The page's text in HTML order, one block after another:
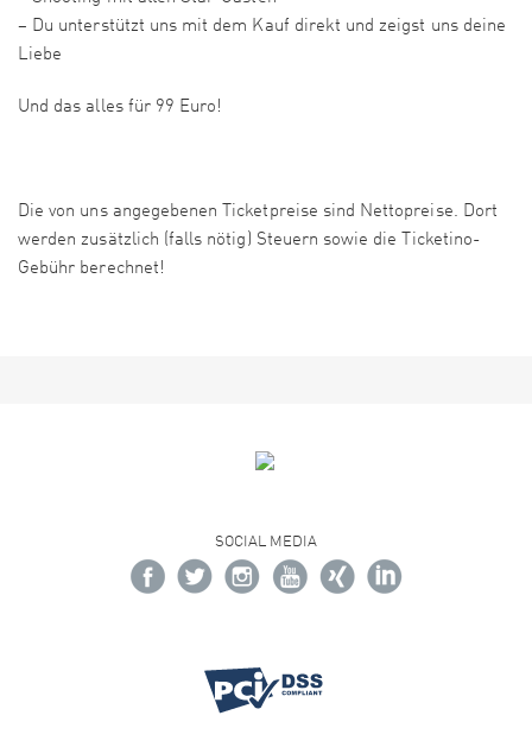
– Du unterstützt uns mit dem Kauf direkt und zeigst uns deine
Liebe
Und das alles für 99 Euro!
Die von uns angegebenen Ticketpreise sind Nettopreise. Dort
werden zusätzlich (falls nötig) Steuern sowie die Ticketino-
Gebühr berechnet!
SOCIAL MEDIA